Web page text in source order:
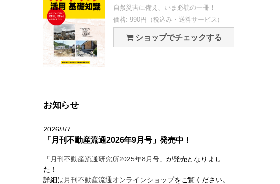
自然災害に備え、いま必読の一冊！
価格: 990円（税込み・送料サービス）
ショップでチェックする
お知らせ
2026/8/7
「月刊不動産流通2026年9月号」発売中！
「 月刊不動産流通研究所2025年8月号 」が発売となりまし
た！
詳細は 月刊不動産流通オンラインショップをご覧ください。